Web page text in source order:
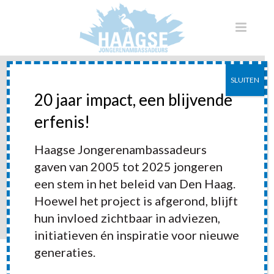
Haagse jongeren App
20 jaar impact, een blijvende
erfenis!
Haagse Jongerenambassadeurs
gaven van 2005 tot 2025 jongeren
een stem in het beleid van Den Haag.
Hoewel het project is afgerond, blijft
hun invloed zichtbaar in adviezen,
initiatieven én inspiratie voor nieuwe
generaties.
SLUITEN